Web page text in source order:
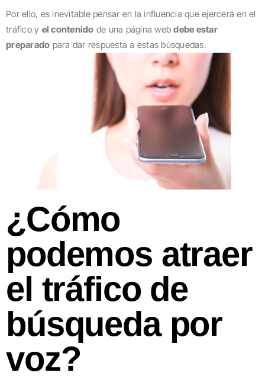
Por ello, es inevitable pensar en la influencia que ejercerá en el
tráfico y el contenido de una página webdebe estar
preparado para dar respuesta a estas búsquedas.
¿Cómo
podemos atraer
el tráfico de
búsqueda por
voz?